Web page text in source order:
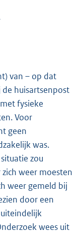
van – op dat
huisartsenpost
fysieke
Voor
geen
was.
zou
weer moesten
weer gemeld bij
door een
wees uit